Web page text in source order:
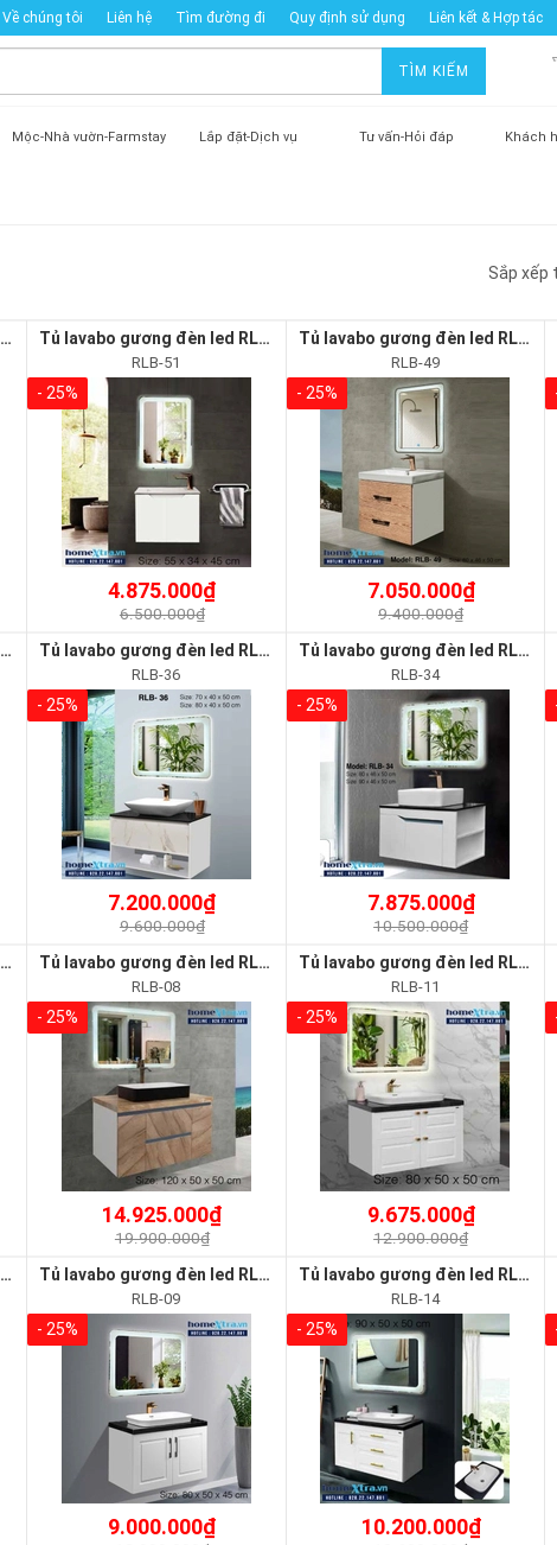
Về chúng tôi Liên hệ Tìm đường đi Quy định sử dụng Liên kết & Hợp tác
TÌM KIẾM
Mộc-Nhà vườn-Farmstay Lắp đặt-Dịch vụ Tư vấn-Hỏi đáp Khách
Sắp xếp
Tủ lavabo gương đèn led RLB-50 Tủ lavabo gương đèn led RLB-51
RLB-51
- 25%
4.875.000₫
6.500.000₫
Tủ lavabo gương đèn led RLB-49
RLB-49
- 25%
7.050.000₫
9.400.000₫
Tủ lavabo gương đèn led RLB-39 Tủ lavabo gương đèn led RLB-36
RLB-36
- 25%
7.200.000₫
9.600.000₫
Tủ lavabo gương đèn led RLB-34
RLB-34
- 25%
7.875.000₫
10.500.000₫
Tủ lavabo gương đèn led RLB-32 Tủ lavabo gương đèn led RLB-08
RLB-08
- 25%
14.925.000₫
19.900.000₫
Tủ lavabo gương đèn led RLB-11
RLB-11
- 25%
9.675.000₫
12.900.000₫
Tủ lavabo gương đèn led RLB-10 Tủ lavabo gương đèn led RLB-09
RLB-09
- 25%
9.000.000₫
Tủ lavabo gương đèn led RLB-14
RLB-14
- 25%
10.200.000₫